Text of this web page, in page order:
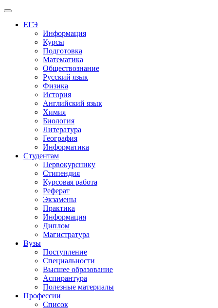
Меню
ЕГЭ
Информация
Курсы
Подготовка
Математика
Обществознание
Русский язык
Физика
История
Английский язык
Химия
Биология
Литература
География
Информатика
Студентам
Первокурснику
Стипендия
Курсовая работа
Реферат
Экзамены
Практика
Информация
Диплом
Магистратура
Вузы
Поступление
Специальности
Высшее образование
Аспирантура
Полезные материалы
Профессии
Список